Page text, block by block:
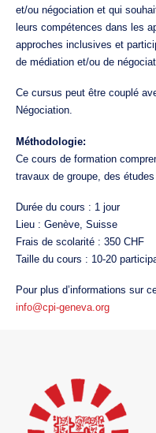
et/ou négociation et qui
leurs compétences dans les
approches inclusives et
de médiation et/ou de
Ce cursus peut être couplé
Négociation.
Méthodologie:
Ce cours de formation
travaux de groupe, des
Durée du cours : 1 jour
Lieu : Genève, Suisse
Frais de scolarité : 350 CHF
Taille du cours : 10-20
Pour plus d’informations sur
info@cpi-geneva.org